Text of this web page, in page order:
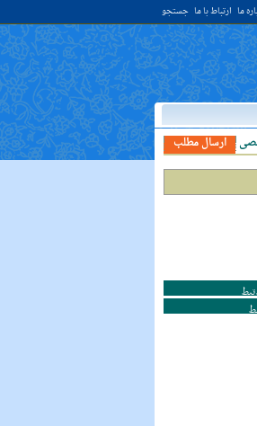
ما ارتباط با ما جستجو
الله مِن اعتکافِ سَنَهٍ فِي البَيت الحَرام؛ نگاه کردن به
ارسال مطلب